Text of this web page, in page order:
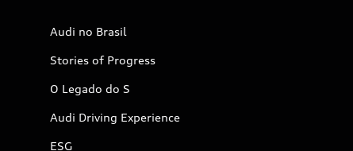
Audi no Brasil
Stories of Progress
O Legado do S
Audi Driving Experience
ESG